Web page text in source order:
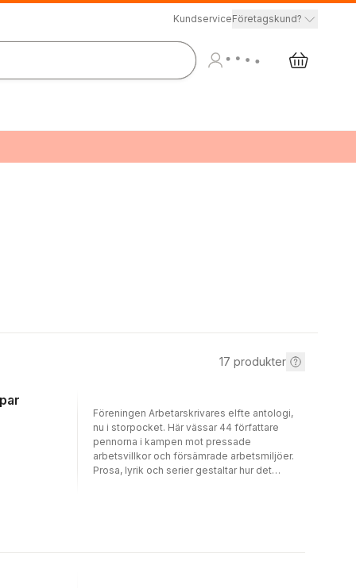
KundserviceFöretagskund?
17 produkter
Föreningen Arbetarskrivares elfte antologi,
nu i storpocket. Här vässar 44 författare
pennorna i kampen mot pressade
arbetsvillkor och försämrade arbetsmiljöer.
Prosa, lyrik och serier gestaltar hur det
Jörgensdotter och Henrik Johansson.